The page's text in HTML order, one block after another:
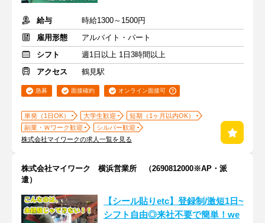
給与
時給1300～1500円
雇用形態
アルバイト・パート
シフト
週1日以上 1日3時間以上
アクセス
鶴見駅
急募 面接確約 オンライン面接可
単発（1日OK） 大学生歓迎
短期（1ヶ月以内OK）
副業・Ｗワーク歓迎
シルバー歓迎
株式会社マイワークの求人一覧を見る
株式会社マイワーク 横浜営業所 （2690812000※AP・派
遣）
【シール貼りetc】登録制/激短1日~
シフト自由◎来社不要で簡単！we